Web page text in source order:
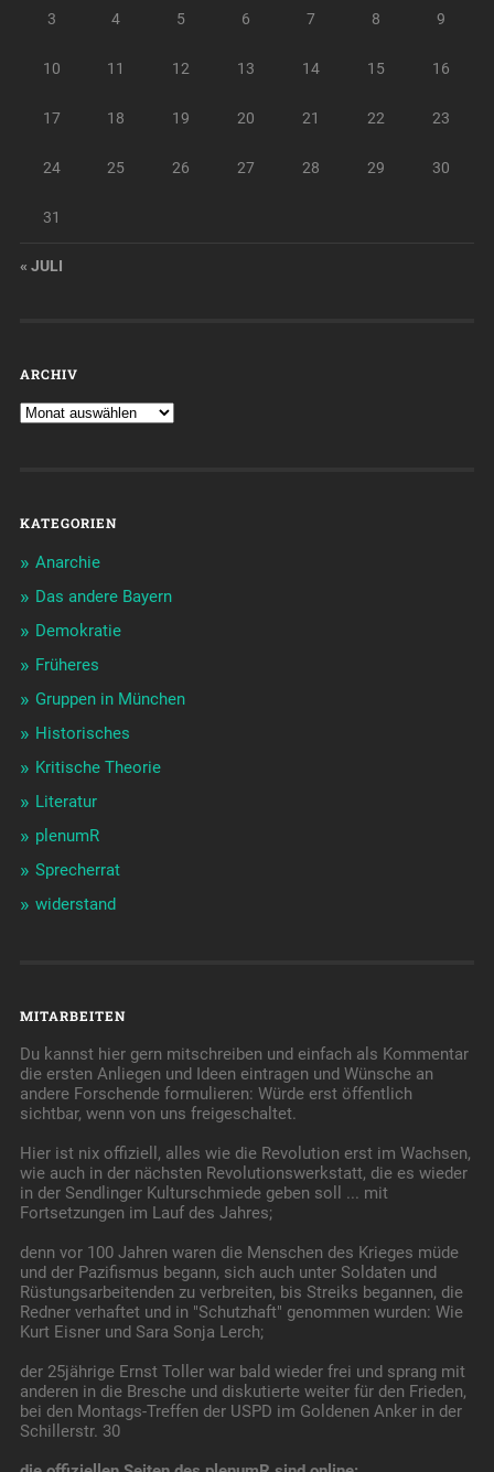
3 4 5 6 7 8 9
10 11 12 13 14 15 16
17 18 19 20 21 22 23
24 25 26 27 28 29 30
31
« JULI
ARCHIV
KATEGORIEN
Anarchie
Das andere Bayern
Demokratie
Früheres
Gruppen in München
Historisches
Kritische Theorie
Literatur
plenumR
Sprecherrat
widerstand
MITARBEITEN
Du kannst hier gern mitschreiben und einfach als Kommentar
die ersten Anliegen und Ideen eintragen und Wünsche an
andere Forschende formulieren: Würde erst öffentlich
sichtbar, wenn von uns freigeschaltet.
Hier ist nix offiziell, alles wie die Revolution erst im Wachsen,
wie auch in der nächsten Revolutionswerkstatt, die es wieder
in der Sendlinger Kulturschmiede geben soll ... mit
Fortsetzungen im Lauf des Jahres;
denn vor 100 Jahren waren die Menschen des Krieges müde
und der Pazifismus begann, sich auch unter Soldaten und
Rüstungsarbeitenden zu verbreiten, bis Streiks begannen, die
Redner verhaftet und in "Schutzhaft" genommen wurden: Wie
Kurt Eisner und Sara Sonja Lerch;
der 25jährige Ernst Toller war bald wieder frei und sprang mit
anderen in die Bresche und diskutierte weiter für den Frieden,
bei den Montags-Treffen der USPD im Goldenen Anker in der
Schillerstr. 30